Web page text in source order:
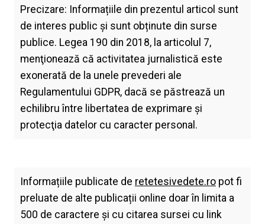
Precizare: Informațiile din prezentul articol sunt
de interes public și sunt obținute din surse
publice. Legea 190 din 2018, la articolul 7,
menţionează că activitatea jurnalistică este
exonerată de la unele prevederi ale
Regulamentului GDPR, dacă se păstrează un
echilibru între libertatea de exprimare şi
protecţia datelor cu caracter personal.
Informațiile publicate de retetesivedete.ropot fi
preluate de alte publicații online doar în limita a
500 de caractere și cu citarea sursei cu link